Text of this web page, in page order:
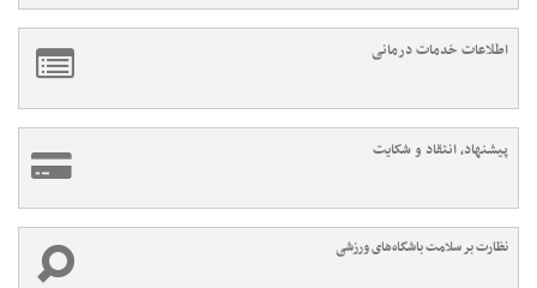
اطلاعات خدمات درمانی
پیشنهاد، انتقاد و شکایت
نظارت بر سلامت باشگاه‌های ورزشی